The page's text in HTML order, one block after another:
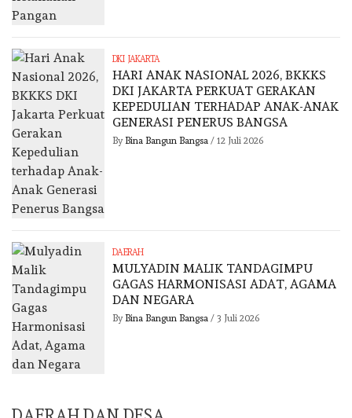
DKI JAKARTA
HARI ANAK NASIONAL 2026, BKKKS
DKI JAKARTA PERKUAT GERAKAN
KEPEDULIAN TERHADAP ANAK-ANAK
GENERASI PENERUS BANGSA
By Bina Bangun Bangsa/ 12 Juli 2026
DAERAH
MULYADIN MALIK TANDAGIMPU
GAGAS HARMONISASI ADAT, AGAMA
DAN NEGARA
By Bina Bangun Bangsa/ 3 Juli 2026